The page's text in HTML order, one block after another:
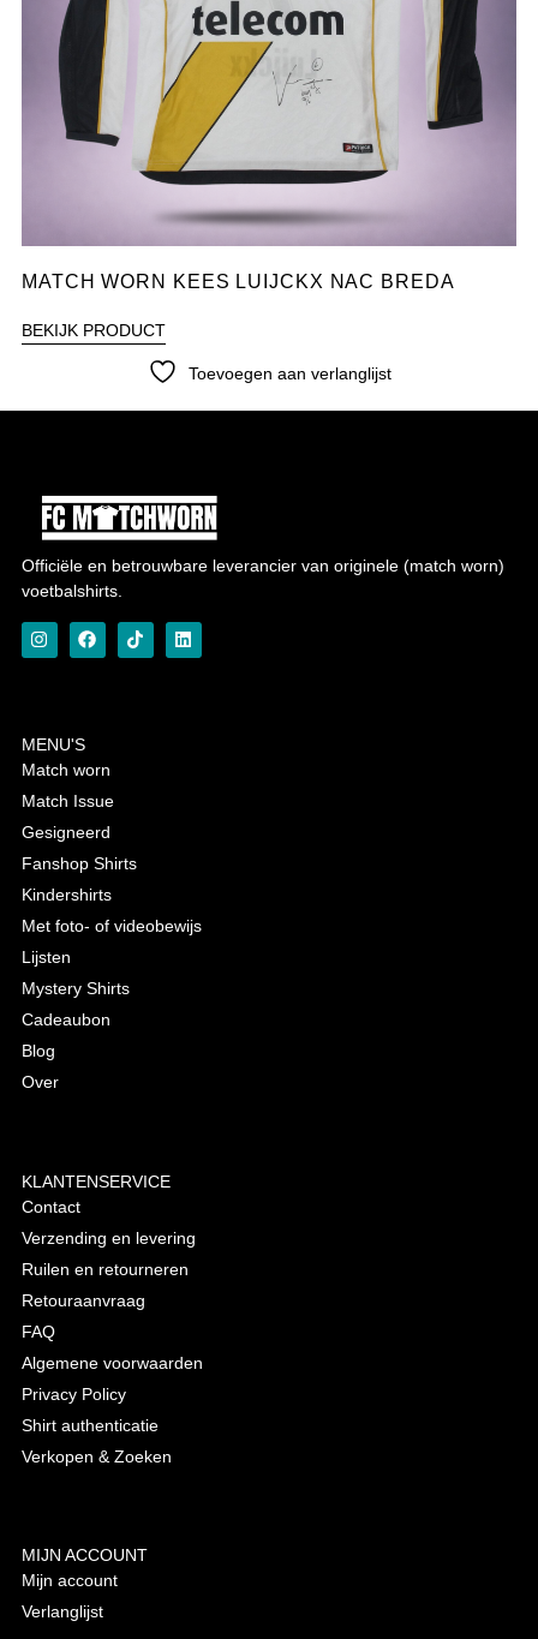
MATCH WORN KEES LUIJCKX NAC BREDA
BEKIJK PRODUCT
Toevoegen aan verlanglijst
Officiële en betrouwbare leverancier van originele (match worn)
voetbalshirts.
MENU'S
Match worn
Match Issue
Gesigneerd
Fanshop Shirts
Kindershirts
Met foto- of videobewijs
Lijsten
Mystery Shirts
Cadeaubon
Blog
Over
KLANTENSERVICE
Contact
Verzending en levering
Ruilen en retourneren
Retouraanvraag
FAQ
Algemene voorwaarden
Privacy Policy
Shirt authenticatie
Verkopen & Zoeken
MIJN ACCOUNT
Mijn account
Verlanglijst